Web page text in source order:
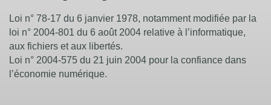
Loi n° 78-17 du 6 janvier 1978, notamment modifiée par la
loi n° 2004-801 du 6 août 2004 relative à l’informatique,
aux fichiers et aux libertés.
Loi n° 2004-575 du 21 juin 2004 pour la confiance dans
l’économie numérique.